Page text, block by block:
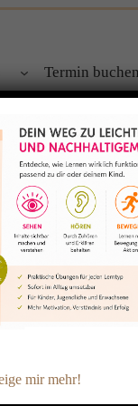
Termin buchen
mir mehr!